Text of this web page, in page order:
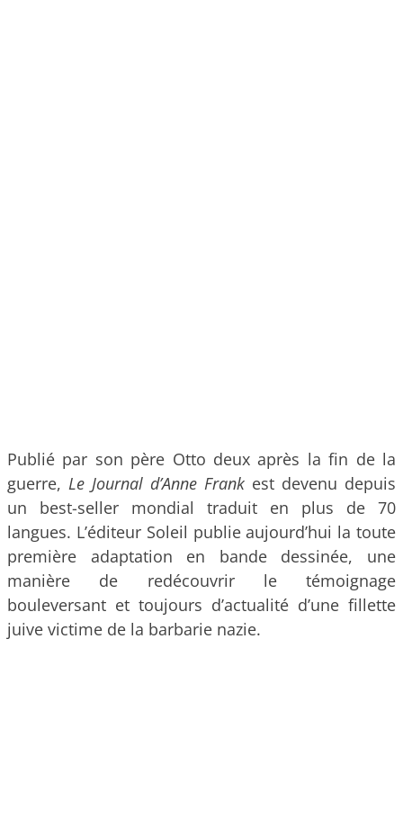
Publié par son père Otto deux après la fin de la
guerre, Le Journal d’Anne Frank est devenu depuis
un best-seller mondial traduit en plus de 70
langues. L’éditeur Soleil publie aujourd’hui la toute
première adaptation en bande dessinée, une
manière de redécouvrir le témoignage
bouleversant et toujours d’actualité d’une fillette
juive victime de la barbarie nazie.